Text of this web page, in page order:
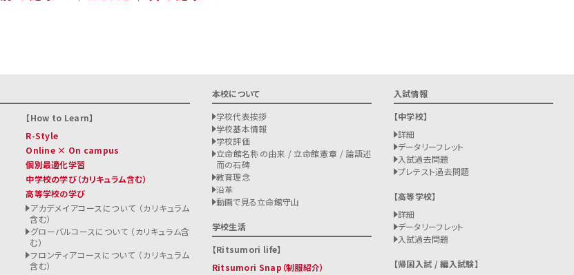
How to Learn
R-Style
Online × On campus
個別最適化学習
中学校の学び（カリキュラム含む）
高等学校の学び
アカデメイアコースについて （カリキュラム
含む）
グローバルコースについて （カリキュラム含
む）
フロンティアコースについて （カリキュラム
含む）
本校について
学校代表挨拶
学校基本情報
学校評価
立命館名称の由来 / 立命館憲章 / 論語述
而の石碑
教育理念
沿革
動画で見る立命館守山
学校生活
Ritsumori life
Ritsumori Snap（制服紹介）
入試情報
中学校
詳細
データリーフレット
入試過去問題
プレテスト過去問題
高等学校
詳細
データリーフレット
入試過去問題
帰国入試 / 編入試験